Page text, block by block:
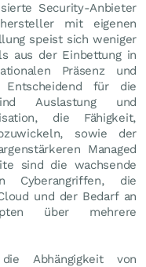
Security-Anbieter
mit eigenen
speist sich weniger
aus der Einbettung in
Präsenz und
Entscheidend für die
Auslastung und
die Fähigkeit,
sowie der
Managed
sind die wachsende
Cyberangriffen, die
und der Bedarf an
über mehrere
Abhängigkeit von